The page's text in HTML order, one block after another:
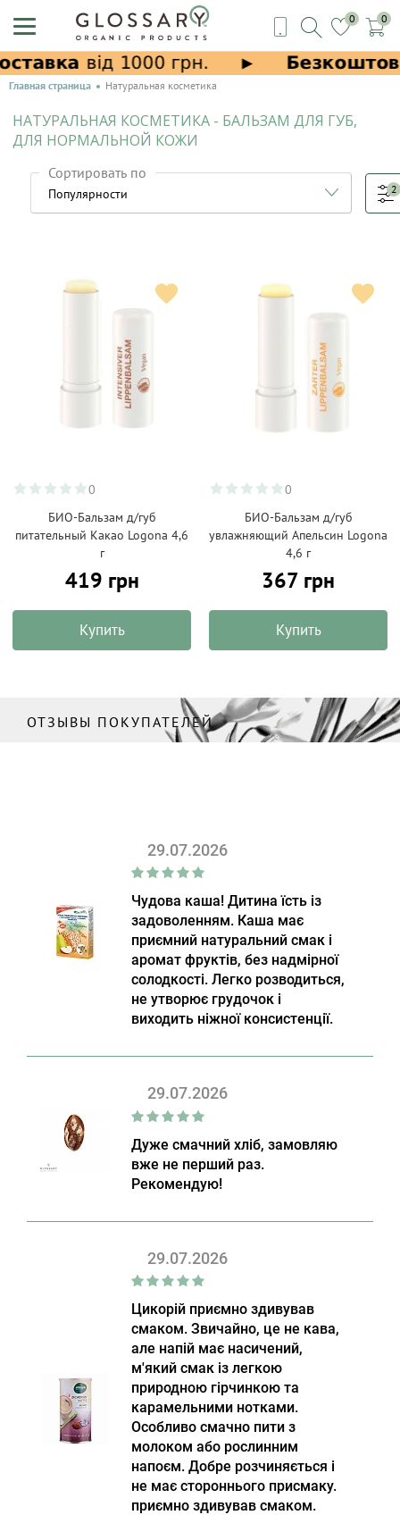
0 0
Главная страница Натуральная косметика
НАТУРАЛЬНАЯ КОСМЕТИКА - БАЛЬЗАМ ДЛЯ ГУБ,
ДЛЯ НОРМАЛЬНОЙ КОЖИ
Сортировать по
2
0
БИО-Бальзам д/губ
питательный Какао Logona 4,6
г
419 грн
Купить
0
БИО-Бальзам д/губ
увлажняющий Апельсин Logona
4,6 г
367 грн
Купить
ОТЗЫВЫ ПОКУПАТЕЛЕЙ
29.07.2026
Чудова каша! Дитина їсть із
задоволенням. Каша має
приємний натуральний смак і
аромат фруктів, без надмірної
солодкості. Легко розводиться,
не утворює грудочок і
виходить ніжної консистенції.
29.07.2026
Дуже смачний хліб, замовляю
вже не перший раз.
Рекомендую!
29.07.2026
Цикорій приємно здивував
смаком. Звичайно, це не кава,
але напій має насичений,
м'який смак із легкою
природною гірчинкою та
карамельними нотками.
Особливо смачно пити з
молоком або рослинним
напоєм. Добре розчиняється і
не має стороннього присмаку.
приємно здивував смаком.